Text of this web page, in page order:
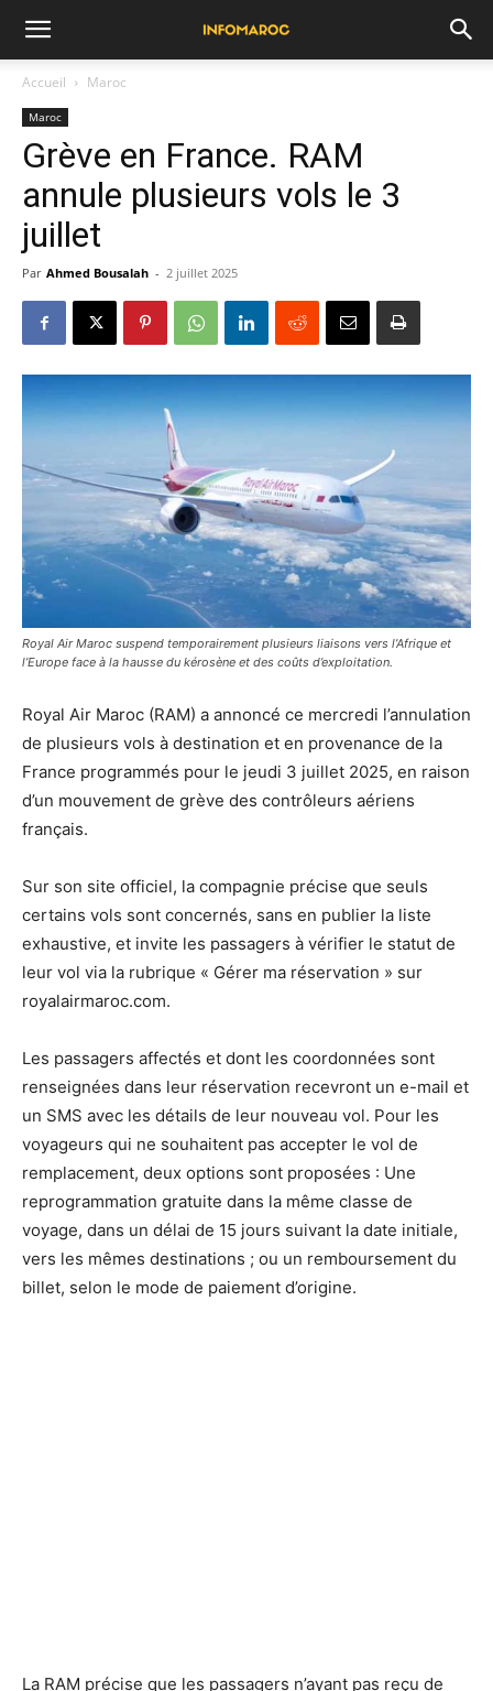
Accueil Maroc
Maroc
Grève en France. RAM
annule plusieurs vols le 3
juillet
Par Ahmed Bousalah - 2 juillet 2025
Royal Air Maroc suspend temporairement plusieurs liaisons vers l’Afrique et
l’Europe face à la hausse du kérosène et des coûts d’exploitation.
Royal Air Maroc (RAM) a annoncé ce mercredi l’annulation
de plusieurs vols à destination et en provenance de la
France programmés pour le jeudi 3 juillet 2025, en raison
d’un mouvement de grève des contrôleurs aériens
français.
Sur son site officiel, la compagnie précise que seuls
certains vols sont concernés, sans en publier la liste
exhaustive, et invite les passagers à vérifier le statut de
leur vol via la rubrique « Gérer ma réservation » sur
royalairmaroc.com.
Les passagers affectés et dont les coordonnées sont
renseignées dans leur réservation recevront un e-mail et
un SMS avec les détails de leur nouveau vol. Pour les
voyageurs qui ne souhaitent pas accepter le vol de
remplacement, deux options sont proposées : Une
reprogrammation gratuite dans la même classe de
voyage, dans un délai de 15 jours suivant la date initiale,
vers les mêmes destinations ; ou un remboursement du
billet, selon le mode de paiement d’origine.
La RAM précise que les passagers n’ayant pas reçu de